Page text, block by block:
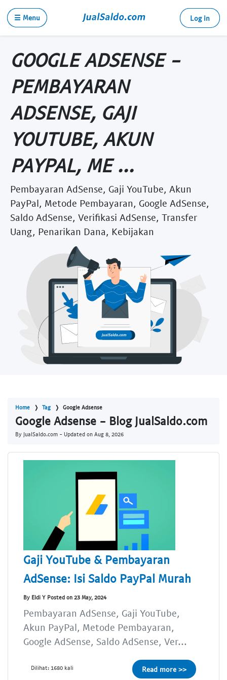
☰ Menu Log in
GOOGLE ADSENSE -
PEMBAYARAN
ADSENSE, GAJI
YOUTUBE, AKUN
PAYPAL, ME ...
Pembayaran AdSense, Gaji YouTube, Akun
PayPal, Metode Pembayaran, Google AdSense,
Saldo AdSense, Verifikasi AdSense, Transfer
Uang, Penarikan Dana, Kebijakan
Home Tag Google Adsense
Google Adsense - Blog JualSaldo.com
By JualSaldo.com - Updated on Aug 8, 2026
Gaji YouTube & Pembayaran
AdSense: Isi Saldo PayPal Murah
By Eldi Y Posted on 23 May, 2024
Pembayaran AdSense, Gaji YouTube,
Akun PayPal, Metode Pembayaran,
Google AdSense, Saldo AdSense, Ver...
Dilihat: 1680 kali Read more >>